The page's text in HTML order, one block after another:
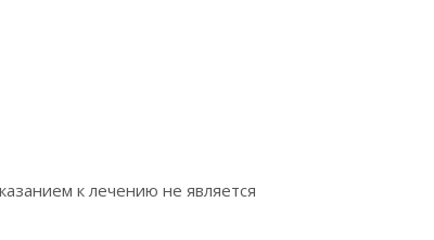
к лечению не является